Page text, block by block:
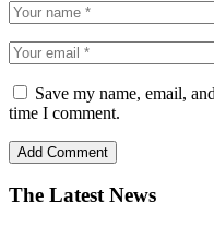
Save my name, email,
time I comment.
The Latest News